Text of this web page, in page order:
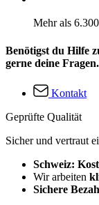
Mehr als
Benötigst du Hilfe
gerne deine Fragen.
Kontakt
Geprüfte Qualität
Sicher und vertraut
Schweiz:
Wir arbeiten
Sichere